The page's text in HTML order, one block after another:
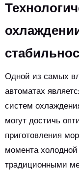
Одной из самых
автоматах
систем
могут достичь
приготовления
момента холодной
традиционными